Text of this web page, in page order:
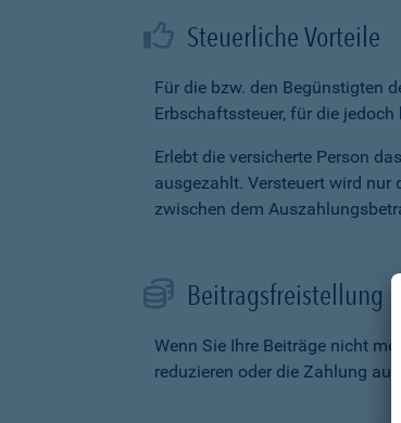
Steuerliche Vorteile
Für die bzw. den Begünstigten
Erbschaftssteuer, für die jedoch
Erlebt die versicherte Person
ausgezahlt. Versteuert wird nur
zwischen dem
Beitragsfreistellung
Wenn Sie Ihre Beiträge nicht
reduzieren oder die Zahlung